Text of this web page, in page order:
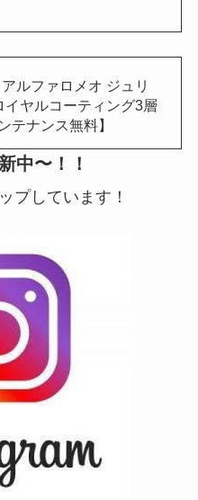
アルファロメオ ジュリ
イヤルコーティング3層
テナンス無料】
中〜！！
プしています！